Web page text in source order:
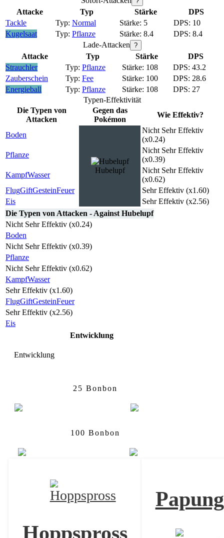
Attacke Typ Stärke
DPS
Tackle
Normal 5
10
Kugelsaat
Pflanze 8.4
8.4
Lade-Attacken ?
Attacke Typ Stärke
DPS
Strauchler
Pflanze 108
43.2
Zauberschein
Fee 100
28.6
Energieball
Pflanze 108
27
Typen-Effektivität
Die Typen von
Attacken
Gegen das
Pokémon
Wie Effektiv?
Boden
Hubelupf
Nicht Sehr Effektiv
(x0.24)
Pflanze
Nicht Sehr Effektiv
(x0.39)
KampfWasser
Nicht Sehr Effektiv
(x0.62)
FlugGiftGesteinFeuer
Sehr Effektiv (x1.60)
Eis
Sehr Effektiv (x2.56)
Die Typen von Attacken - Against Hubelupf
Nicht Sehr Effektiv (x0.24)
Boden
Nicht Sehr Effektiv (x0.39)
Pflanze
Nicht Sehr Effektiv (x0.62)
KampfWasser
Sehr Effektiv (x1.60)
FlugGiftGesteinFeuer
Sehr Effektiv (x2.56)
Eis
Entwicklung
Entwicklung
25 Bonbon
100 Bonbon
Hoppspross